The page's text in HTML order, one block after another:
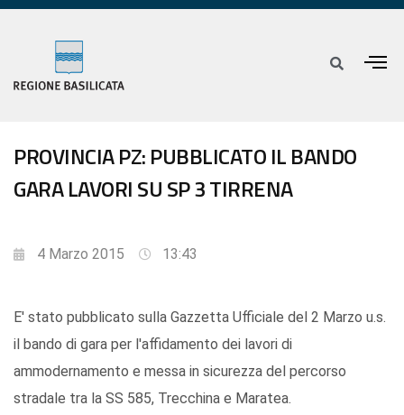
PROVINCIA PZ: PUBBLICATO IL BANDO
GARA LAVORI SU SP 3 TIRRENA
4 Marzo 2015 13:43
E' stato pubblicato sulla Gazzetta Ufficiale del 2 Marzo u.s.
il bando di gara per l'affidamento dei lavori di
ammodernamento e messa in sicurezza del percorso
stradale tra la SS 585, Trecchina e Maratea.